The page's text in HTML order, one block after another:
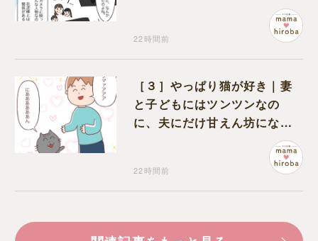
る証拠になるのか期待する
22時間前
［３］やっぱり猫が好き｜妻
と子どもにはツンツンなの
に、夫にだけ甘えん坊になる
22時間前